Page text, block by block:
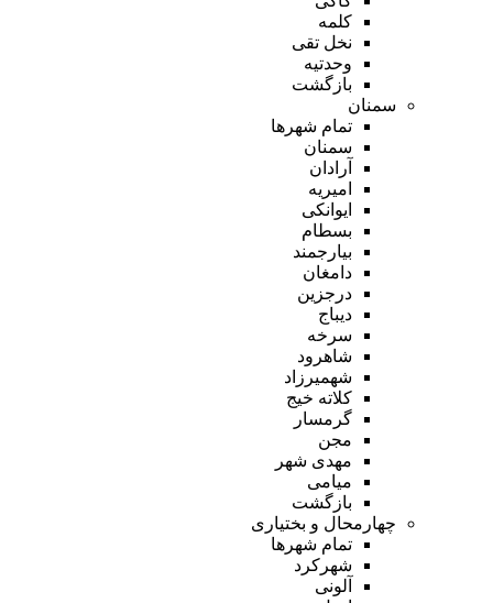
کلمه
نخل تقی
وحدتیه
بازگشت
سمنان
تمام شهر‌ها
سمنان
آرادان
امیریه
ایوانکی
بسطام
بیارجمند
دامغان
درجزین
دیباج
سرخه
شاهرود
شهمیرزاد
کلاته خیج
گرمسار
مجن
مهدی شهر
میامی
بازگشت
چهارمحال و بختیاری
تمام شهر‌ها
شهرکرد
آلونی